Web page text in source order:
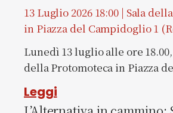
13 Luglio 2026 18:00 | Sala
in Piazza del Campidoglio 1
Lunedì 13 luglio alle ore
della Protomoteca in Piazza
Leggi